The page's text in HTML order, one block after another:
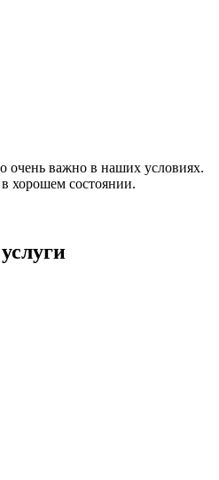
очень важно в наших условиях.
хорошем состоянии.